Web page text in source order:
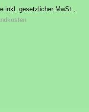
inkl. gesetzlicher MwSt.,